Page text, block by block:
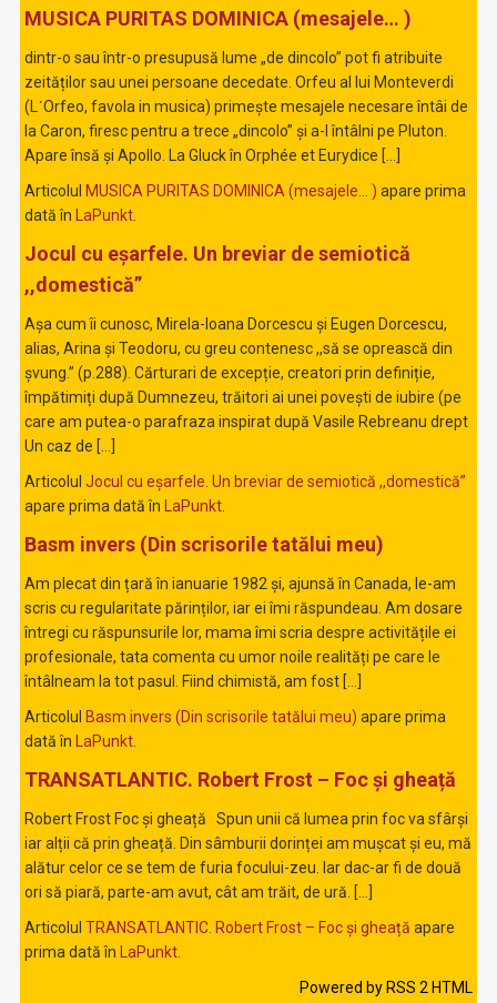
MUSICA PURITAS DOMINICA (mesajele… )
dintr-o sau într-o presupusă lume „de dincolo” pot fi atribuite
zeităților sau unei persoane decedate. Orfeu al lui Monteverdi
(LʹOrfeo, favola in musica) primește mesajele necesare întâi de
la Caron, firesc pentru a trece „dincolo” și a-l întâlni pe Pluton.
Apare însă și Apollo. La Gluck în Orphée et Eurydice […]
Articolul MUSICA PURITAS DOMINICA (mesajele… ) apare prima
dată în
LaPunkt.
Jocul cu eșarfele. Un breviar de semiotică
,,domestică”
Așa cum îi cunosc, Mirela-Ioana Dorcescu și Eugen Dorcescu,
alias, Arina și Teodoru, cu greu contenesc ,,să se oprească din
șvung.” (p.288). Cărturari de excepție, creatori prin definiție,
împătimiți după Dumnezeu, trăitori ai unei povești de iubire (pe
care am putea-o parafraza inspirat după Vasile Rebreanu drept
Un caz de […]
Articolul Jocul cu eșarfele. Un breviar de semiotică ,,domestică”
apare prima dată în
LaPunkt.
Basm invers (Din scrisorile tatălui meu)
Am plecat din țară în ianuarie 1982 și, ajunsă în Canada, le-am
scris cu regularitate părinților, iar ei îmi răspundeau. Am dosare
întregi cu răspunsurile lor, mama îmi scria despre activitățile ei
profesionale, tata comenta cu umor noile realități pe care le
întâlneam la tot pasul. Fiind chimistă, am fost […]
Articolul Basm invers (Din scrisorile tatălui meu) apare prima
dată în
LaPunkt.
TRANSATLANTIC. Robert Frost – Foc și gheață
Robert Frost Foc și gheață Spun unii că lumea prin foc va sfârși
iar alții că prin gheață. Din sâmburii dorinței am mușcat și eu, mă
alătur celor ce se tem de furia focului-zeu. Iar dac-ar fi de două
ori să piară, parte-am avut, cât am trăit, de ură. […]
Articolul TRANSATLANTIC. Robert Frost – Foc și gheață apare
prima dată în
LaPunkt.
Powered by RSS 2 HTML